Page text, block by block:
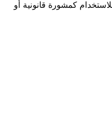
كمشورة قانونية أو